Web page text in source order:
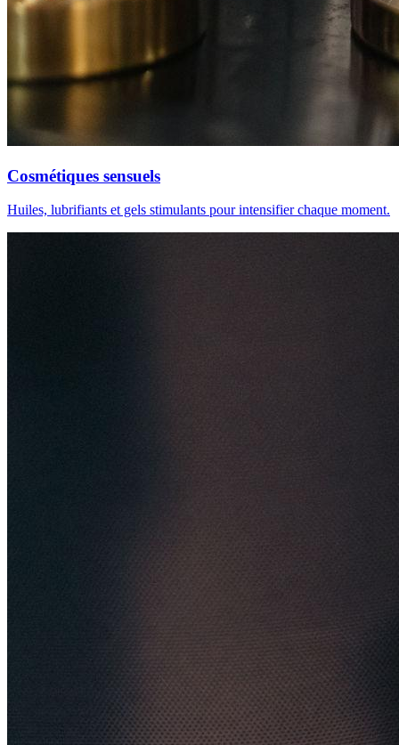
Cosmétiques sensuels
Huiles, lubrifiants et gels stimulants pour intensifier chaque moment.